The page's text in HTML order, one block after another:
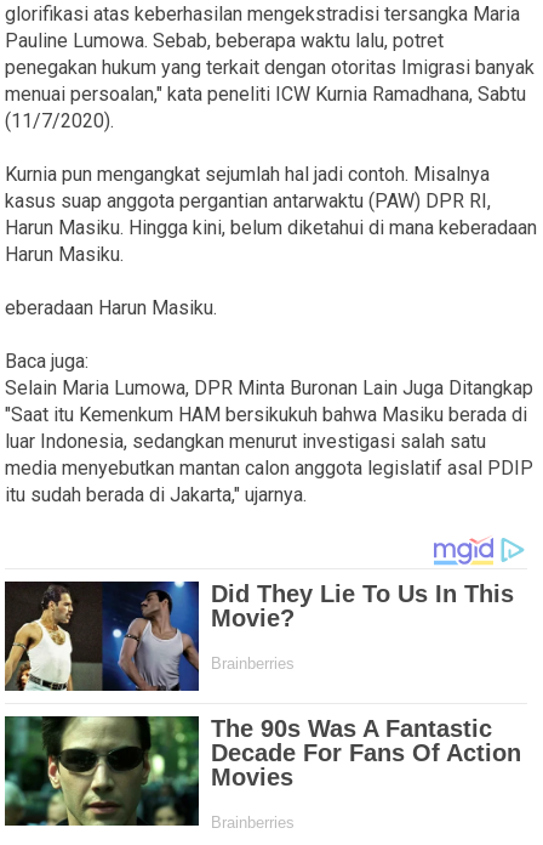
glorifikasi atas keberhasilan mengekstradisi tersangka Maria
Pauline Lumowa. Sebab, beberapa waktu lalu, potret
penegakan hukum yang terkait dengan otoritas Imigrasi banyak
menuai persoalan," kata peneliti ICW Kurnia Ramadhana, Sabtu
(11/7/2020).
Kurnia pun mengangkat sejumlah hal jadi contoh. Misalnya
kasus suap anggota pergantian antarwaktu (PAW) DPR RI,
Harun Masiku. Hingga kini, belum diketahui di mana keberadaan
Harun Masiku.
eberadaan Harun Masiku.
Baca juga:
Selain Maria Lumowa, DPR Minta Buronan Lain Juga Ditangkap
"Saat itu Kemenkum HAM bersikukuh bahwa Masiku berada di
luar Indonesia, sedangkan menurut investigasi salah satu
media menyebutkan mantan calon anggota legislatif asal PDIP
itu sudah berada di Jakarta," ujarnya.